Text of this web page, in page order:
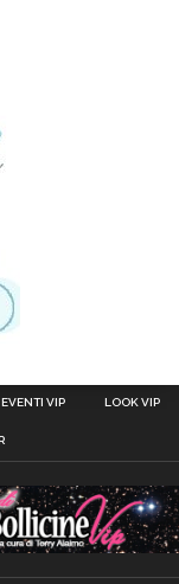
EVENTI VIP LOOK VIP